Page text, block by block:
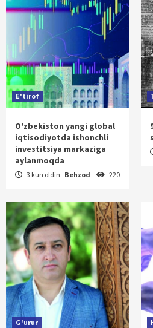
E'tirof
O'zbekiston yangi global
iqtisodiyotda ishonchli
investitsiya markaziga
aylanmoqda
3 kun oldin Behzod 220
G'urur